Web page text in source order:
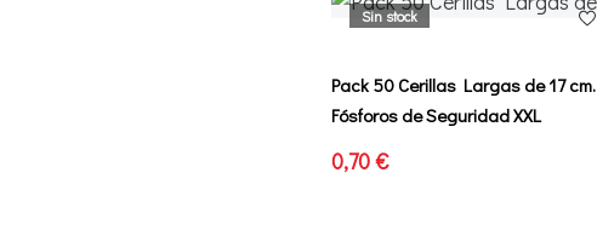
Pack 50 Cerillas Largas de 17 cm.
Fósforos de Seguridad XXL
0,70 €
Sin stock